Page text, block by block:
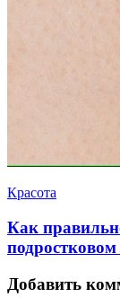
Красота
Как
подростковом
Добавить